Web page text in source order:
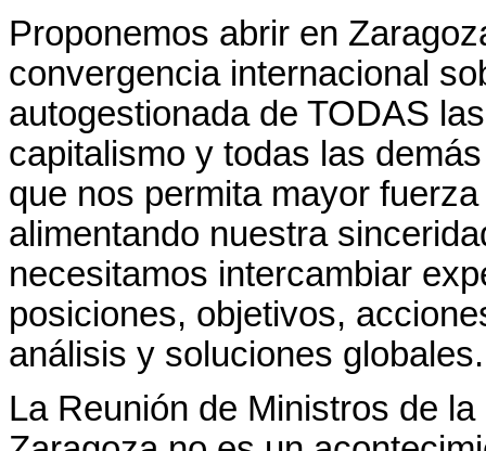
Proponemos abrir en
convergencia internacional
autogestionada de TODAS
capitalismo y todas las
que nos permita mayor
alimentando nuestra
necesitamos intercambiar
posiciones, objetivos,
análisis y soluciones globales.
La Reunión de Ministros de